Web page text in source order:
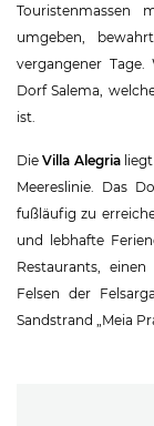
Touristenmassen
umgeben,
vergangener
Dorf Salema,
ist.
DieVilla Alegrialiegt
Meereslinie. Das
fußläufig zu
und lebhafte
Restaurants,
Felsen der
Sandstrand „Meia